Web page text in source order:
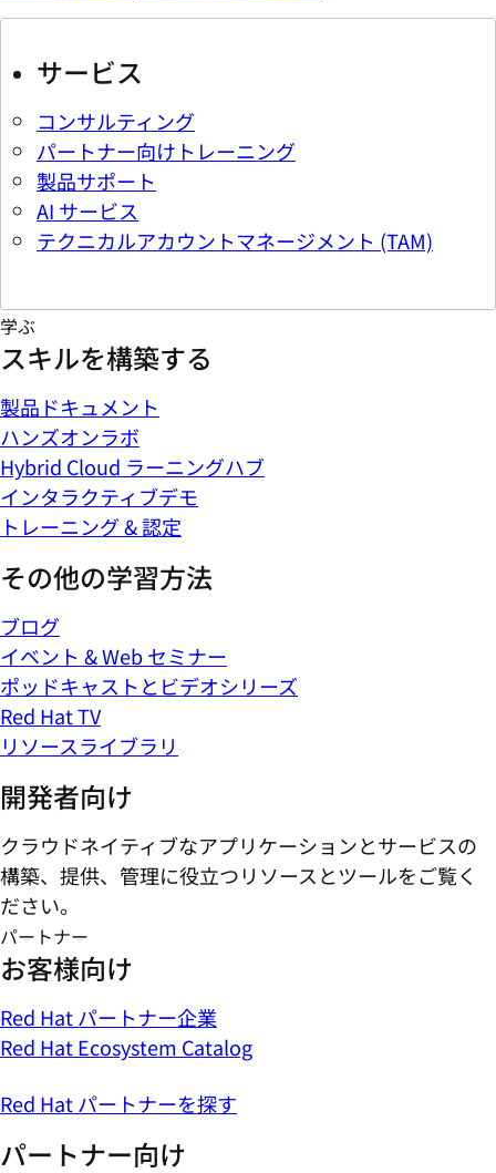
サービス
コンサルティング
パートナー向けトレーニング
製品サポート
AI サービス
テクニカルアカウントマネージメント (TAM)
学ぶ
スキルを構築する
製品ドキュメント
ハンズオンラボ
Hybrid Cloud ラーニングハブ
インタラクティブデモ
トレーニング & 認定
その他の学習方法
ブログ
イベント & Web セミナー
ポッドキャストとビデオシリーズ
Red Hat TV
リソースライブラリ
開発者向け
クラウドネイティブなアプリケーションとサービスの
構築、提供、管理に役立つリソースとツールをご覧く
ださい。
パートナー
お客様向け
Red Hat パートナー企業
Red Hat Ecosystem Catalog
Red Hat パートナーを探す
パートナー向け